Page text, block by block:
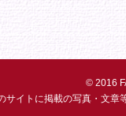
© 2016
サイトに掲載の写真・文章